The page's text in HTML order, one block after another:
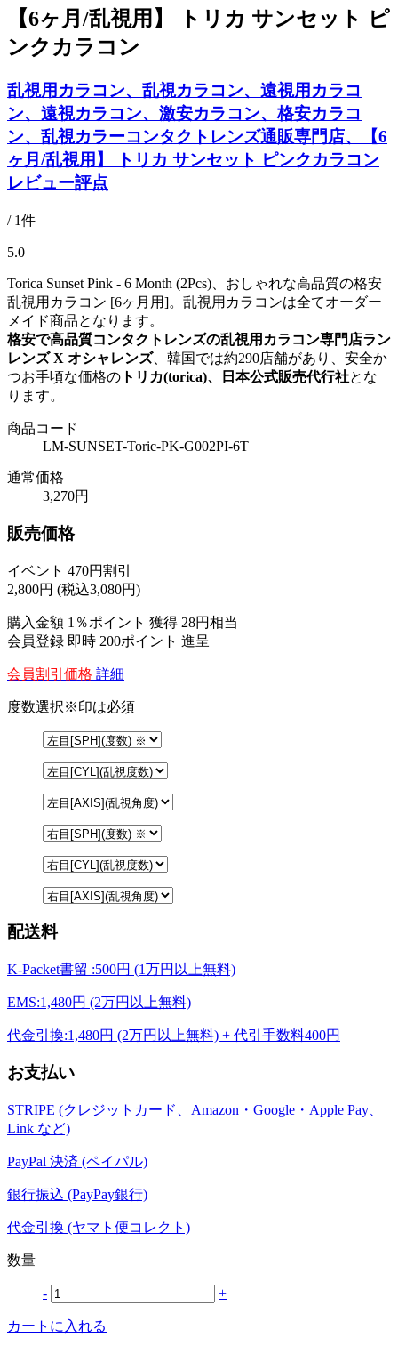
【6ヶ月/乱視用】 トリカ サンセット ピ
ンクカラコン
乱視用カラコン、乱視カラコン、遠視用カラコ
ン、遠視カラコン、激安カラコン、格安カラコ
ン、乱視カラーコンタクトレンズ通販専門店、【6
ヶ月/乱視用】 トリカ サンセット ピンクカラコン
レビュー評点
/ 1件
5.0
Torica Sunset Pink - 6 Month (2Pcs)、おしゃれな高品質の格安
乱視用カラコン [6ヶ月用]。乱視用カラコンは全てオーダー
メイド商品となります。
格安で高品質コンタクトレンズの乱視用カラコン専門店ラン
レンズ X オシャレンズ、韓国では約290店舗があり、安全か
つお手頃な価格の トリカ(torica)、日本公式販売代行社とな
ります。
商品コード
LM-SUNSET-Toric-PK-G002PI-6T
通常価格
3,270円
販売価格
イベント 470円割引
2,800円 (税込3,080円)
購入金額 1％ポイント 獲得 28円相当
会員登録 即時 200ポイント 進呈
会員割引価格 詳細
度数選択※印は必須
配送料
K-Packet書留 :500円 (1万円以上無料)
EMS:1,480円 (2万円以上無料)
代金引換:1,480円 (2万円以上無料) + 代引手数料400円
お支払い
STRIPE (クレジットカード、Amazon・Google・Apple Pay、
Link など)
PayPal 決済 (ペイパル)
銀行振込 (PayPay銀行)
代金引換 (ヤマト便コレクト)
数量
- +
カートに入れる